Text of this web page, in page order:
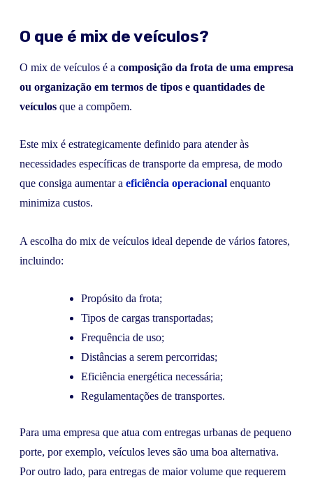
O que é mix de veículos?
O mix de veículos é a composição da frota de uma empresa
ou organização em termos de tipos e quantidades de
veículos que a compõem.
Este mix é estrategicamente definido para atender às
necessidades específicas de transporte da empresa, de modo
que consiga aumentar a eficiência operacional enquanto
minimiza custos.
A escolha do mix de veículos ideal depende de vários fatores,
incluindo:
Propósito da frota;
Tipos de cargas transportadas;
Frequência de uso;
Distâncias a serem percorridas;
Eficiência energética necessária;
Regulamentações de transportes.
Para uma empresa que atua com entregas urbanas de pequeno
porte, por exemplo, veículos leves são uma boa alternativa.
Por outro lado, para entregas de maior volume que requerem